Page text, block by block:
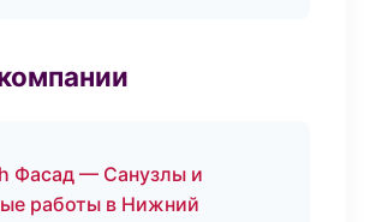
Фасад — Санузлы и
работы в Нижний